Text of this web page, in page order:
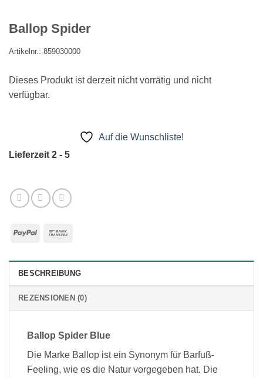
Ballop Spider
Artikelnr.: 859030000
Dieses Produkt ist derzeit nicht vorrätig und nicht
verfügbar.
Auf die Wunschliste!
Lieferzeit 2 - 5
PayPal
BESCHREIBUNG
REZENSIONEN (0)
Ballop Spider Blue
Die Marke Ballop ist ein Synonym für Barfuß-
Feeling, wie es die Natur vorgegeben hat. Die